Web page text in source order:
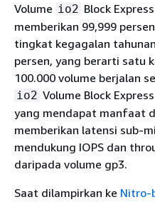
Volume io2 Block
memberikan 99,999
tingkat kegagalan
persen, yang berarti satu
100.000 volume berjalan
io2 Volume Block
yang mendapat manfaat
memberikan latensi sub-
mendukung IOPS dan
daripada volume gp3.
Saat dilampirkan ke Nitro-